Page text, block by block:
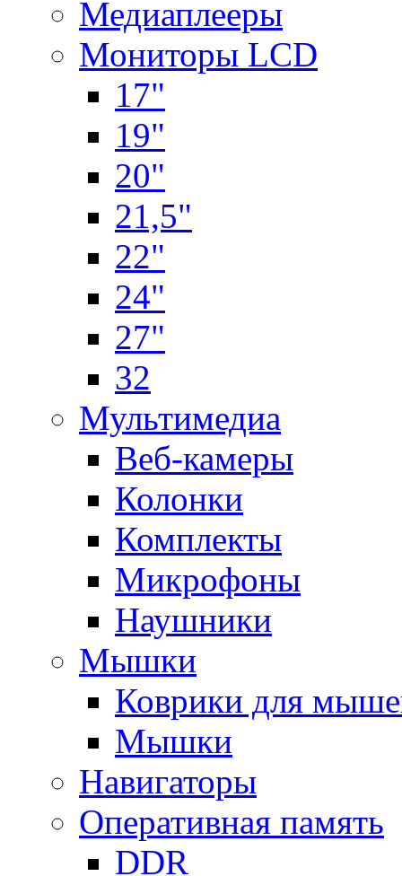
Медиаплееры
Мониторы LCD
17"
19"
20"
21,5"
22"
24"
27"
32
Мультимедиа
Веб-камеры
Колонки
Комплекты
Микрофоны
Наушники
Мышки
Коврики для
Мышки
Навигаторы
Оперативная память
DDR